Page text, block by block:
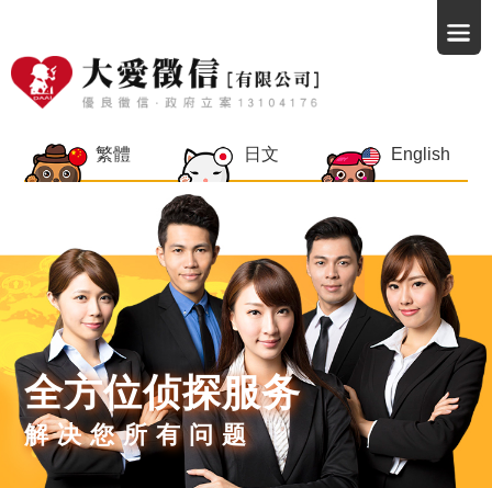
繁體 日文 English
全方位侦探服务
解决您所有问题